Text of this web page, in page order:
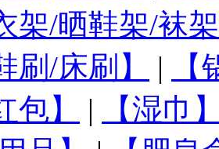
架/晒鞋架/袜
刷/床刷】 |
包】 |
【湿巾